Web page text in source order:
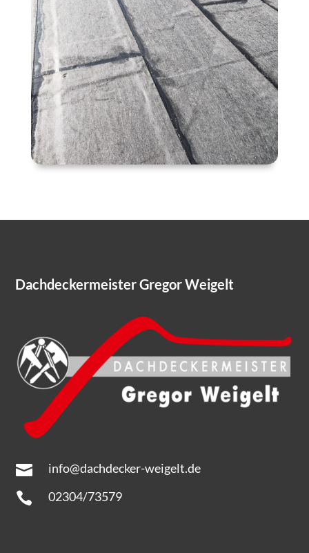
Dachdeckermeister Gregor Weigelt
 info@dachdecker-weigelt.de
 02304/73579